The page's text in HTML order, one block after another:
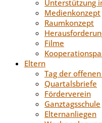
Unterstützung
Medienkonzept
Raumkonzept
Filme
Eltern
Tag der
Quartalsbriefe
Förderverein
Ganztagsschule
Elternanliegen